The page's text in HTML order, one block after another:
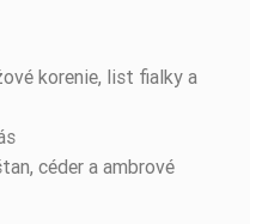
korenie, list fialky a
céder a ambrové